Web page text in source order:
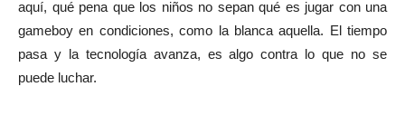
aquí, qué pena que los niños no sepan qué es jugar con una
gameboy en condiciones, como la blanca aquella. El tiempo
pasa y la tecnología avanza, es algo contra lo que no se
puede luchar.